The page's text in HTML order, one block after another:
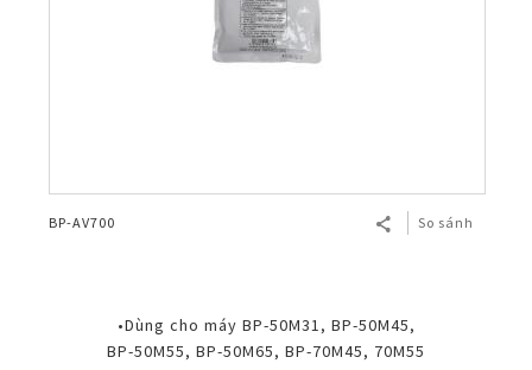
BP-AV700 So sánh
•Dùng cho máy BP-50M31, BP-50M45,
BP-50M55, BP-50M65, BP-70M45, 70M55